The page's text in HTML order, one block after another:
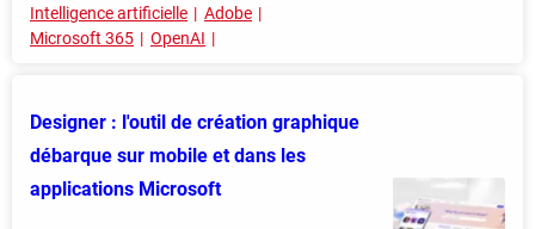
Intelligence artificielle
Adobe
Microsoft 365
OpenAI
Designer : l'outil de création graphique
débarque sur mobile et dans les
applications Microsoft